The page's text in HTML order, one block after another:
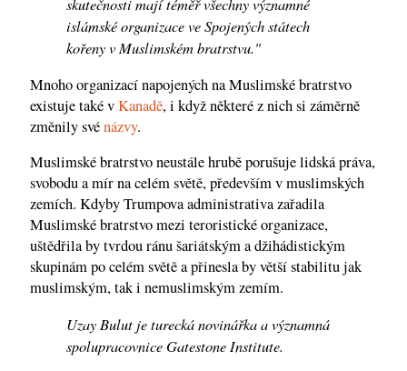
islámské organizace ve Spojených státech
kořeny v Muslimském bratrstvu."
Mnoho organizací napojených na Muslimské bratrstvo
existuje také vKanadě, i když některé z nich si záměrně
změnily svénázvy.
Muslimské bratrstvo neustále hrubě porušuje lidská práva,
svobodu a mír na celém světě, především v muslimských
zemích. Kdyby Trumpova administrativa zařadila
Muslimské bratrstvo mezi teroristické organizace,
uštědřila by tvrdou ránu šariátským a džihádistickým
skupinám po celém světě a přinesla by větší stabilitu jak
muslimským, tak i nemuslimským zemím.
Uzay Bulut je turecká novinářka a významná
spolupracovnice Gatestone Institute.